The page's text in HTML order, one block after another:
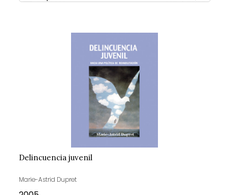
Delincuencia juvenil
Marie-Astrid Dupret